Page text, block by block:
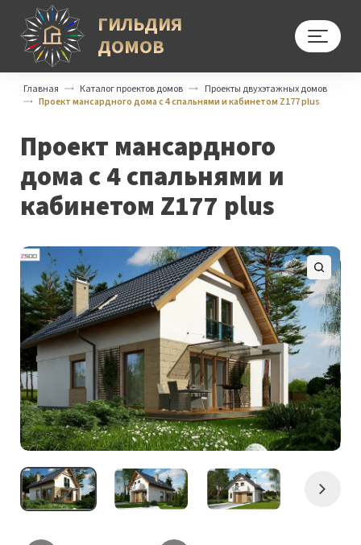
ГИЛЬДИЯ
ДОМОВ
Меню
Главная Каталог проектов домов
Проекты двухэтажных домов
Проект мансардного дома с 4 спальнями и кабинетом Z177 plus
Проект мансардного
дома с 4 спальнями и
кабинетом Z177 plus